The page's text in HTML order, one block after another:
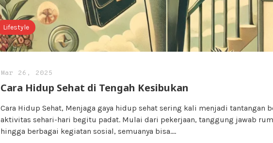
Lifestyle
Mar 26, 2025
Cara Hidup Sehat di Tengah Kesibukan
Cara Hidup Sehat, Menjaga gaya hidup sehat sering kali menjadi tantangan
aktivitas sehari-hari begitu padat. Mulai dari pekerjaan, tanggung jawab
hingga berbagai kegiatan sosial, semuanya bisa….